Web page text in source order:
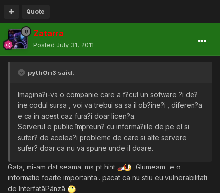
Quote
Zatarra
Posted July 31, 2011
pyth0n3 said:
Imagina?i-va o companie care a f?cut un sofware ?i de?
ine codul sursa , voi va trebui sa sa îl ob?ine?i , diferen?a
e ca în acest caz fura?i doar licen?a.
Serverul e public împreun? cu informa?iile de pe el si
sufer? de acelea?i probleme de care si alte servere
sufer? doar ca nu va spune unde il doare.
Gata, mi-am dat seama, ms pt hint
. Glumeam.. e o
informatie foarte importanta.. pacat ca nu stiu eu vulnerabilitati
de InterfatãPânzã